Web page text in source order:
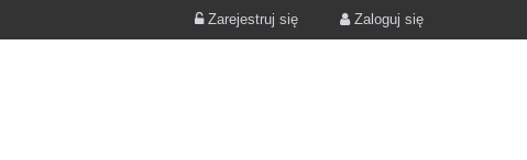
Zarejestruj się Zaloguj się